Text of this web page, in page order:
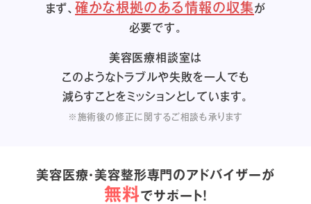
まず、確かな根拠のある情報の収集が
必要です。
美容医療相談室は
このようなトラブルや失敗を一人でも
減らすことをミッションとしています。
※施術後の修正に関するご相談も承ります
美容医療・美容整形専門のアドバイザーが
無料でサポート！